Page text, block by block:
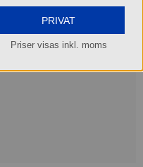
PRIVAT
Priser visas inkl. moms